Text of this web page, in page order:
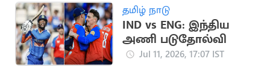
தமிழ் நாடு
IND vs ENG: இந்திய
அணி படுதோல்வி
Jul 11, 2026, 17:07 IST